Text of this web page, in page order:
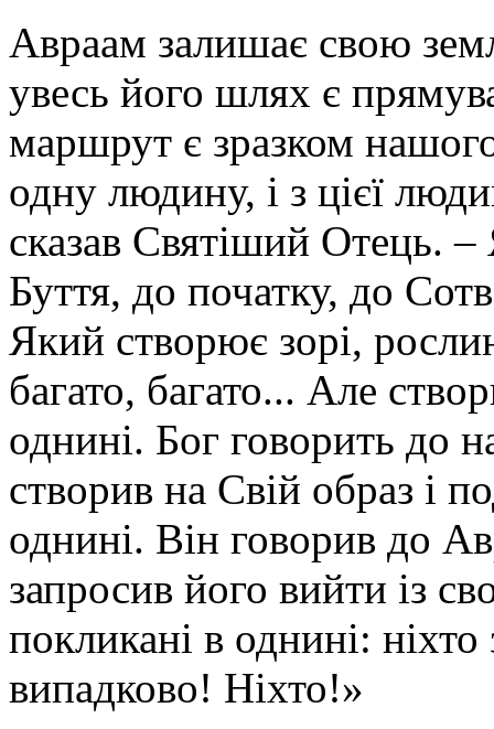
Авраам залишає свою
увесь його шлях є
маршрут є зразком
одну людину, і з цієї
сказав Святіший Отець.
Буття, до початку, до
Який створює зорі,
багато, багато... Але
однині. Бог говорить до
створив на Свій образ і
однині. Він говорив до
запросив його вийти із
покликані в однині:
випадково! Ніхто!»